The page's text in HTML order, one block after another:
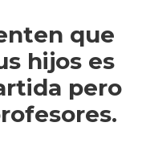
que
hijos es
pero